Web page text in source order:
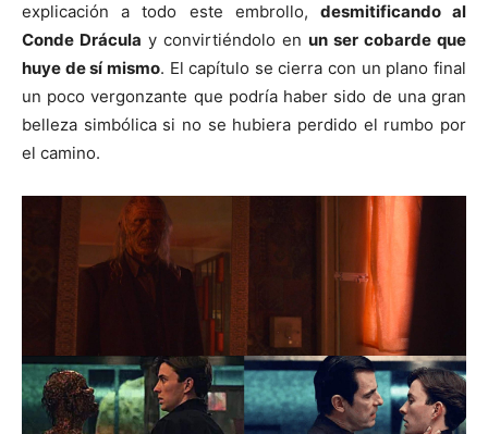
explicación a todo este embrollo, desmitificando al
Conde Drácula y convirtiéndolo en un ser cobarde que
huye de sí mismo. El capítulo se cierra con un plano final
un poco vergonzante que podría haber sido de una gran
belleza simbólica si no se hubiera perdido el rumbo por
el camino.